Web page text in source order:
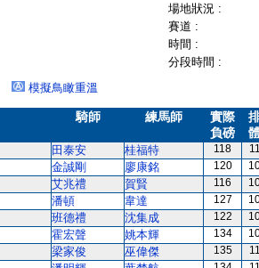
場地狀況 :
賽道 :
時間 :
分段時間 :
模擬鳥瞰重溫
騎師 練馬師
實際
負磅
田泰安 桂福特 118
金誠剛 廖康銘 120
艾兆禮 賀賢 116
潘頓 韋達 127
班德禮 沈集成 122
霍宏聲 姚本輝 134
梁家俊 巫偉傑 135